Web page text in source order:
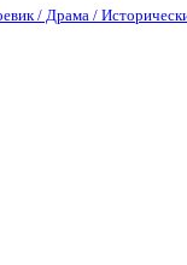
/ Драма /